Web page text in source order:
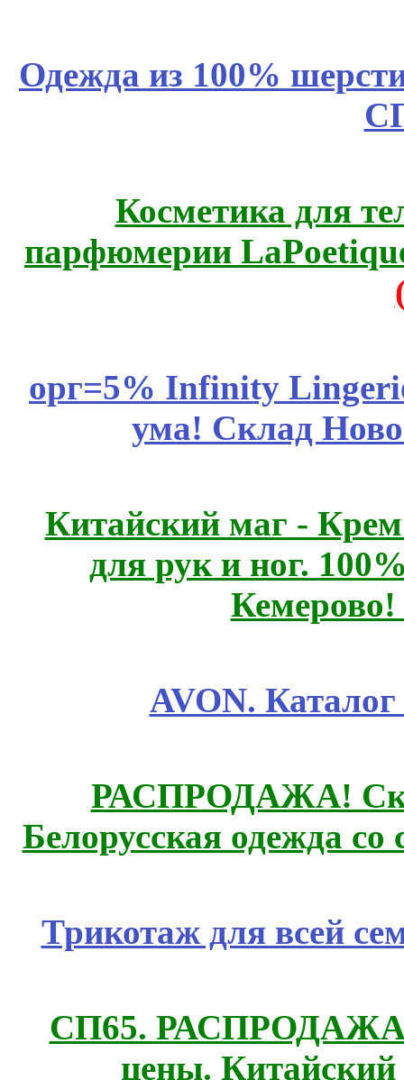
Одежда из 100%
Косметика для
парфюмерии
орг=5% Infinity
ума! Склад
Китайский маг -
для рук и ног.
AVON.
РАСПРОДАЖА!
Белорусская одежда
Трикотаж для всей
СП65. РАСПРОДАЖА!
цены.